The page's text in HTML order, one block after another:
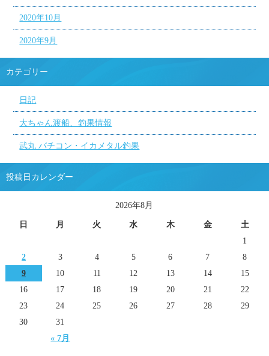
2020年10月
2020年9月
カテゴリー
日記
大ちゃん渡船、釣果情報
武丸 バチコン・イカメタル釣果
投稿日カレンダー
2026年8月
日 月 火 水 木 金 土
« 7月
1
2
3 4 5 6 7
8
9
10 11 12 13 14
15
16
17 18 19 20 21
22
23
24 25 26 27 28
29
30
31